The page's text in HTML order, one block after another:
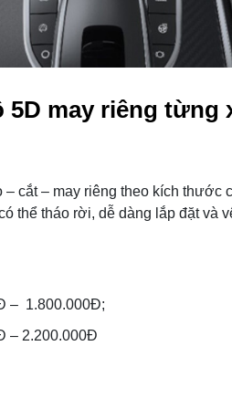
5D may riêng từng
cắt – may riêng theo kích thước
thể tháo rời, dễ dàng lắp đặt và
– 1.800.000Đ;
– 2.200.000Đ